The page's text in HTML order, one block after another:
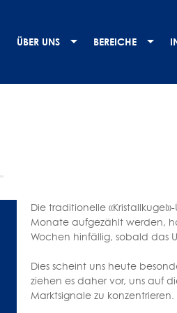
principale
ÜBER UNS BEREICHE
Die traditionelle
Monate aufgezählt werden,
Wochen hinfällig, sobald das
Dies scheint uns heute
ziehen es daher vor, uns auf
Marktsignale zu konzentrieren.